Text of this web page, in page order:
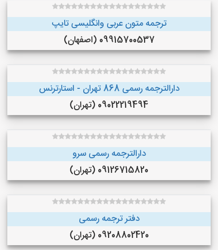
ترجمه متون عربی وانگلیسی تایپ
09915700537 (اصفهان)
دارالترجمه رسمی 868 تهران - استارترنس
09022219494 (تهران)
دارالترجمه رسمی سرو
09126715820 (تهران)
دفتر ترجمه رسمی
09208802420 (تهران)